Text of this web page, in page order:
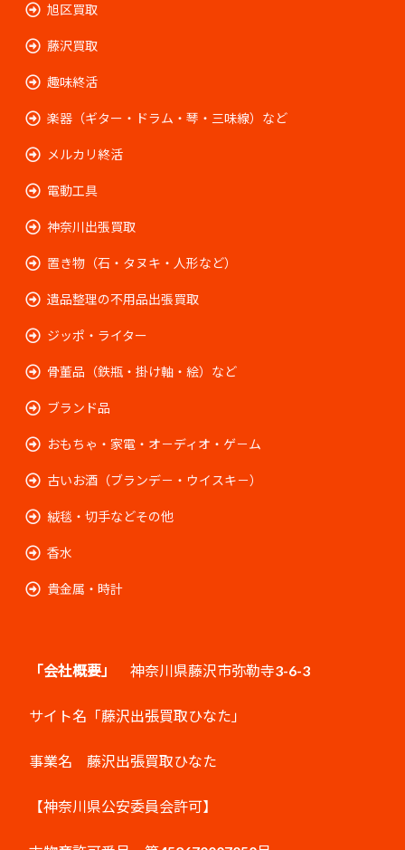
旭区買取
藤沢買取
趣味終活
楽器（ギター・ドラム・琴・三味線）など
メルカリ終活
電動工具
神奈川出張買取
置き物（石・タヌキ・人形など）
遺品整理の不用品出張買取
ジッポ・ライター
骨董品（鉄瓶・掛け軸・絵）など
ブランド品
おもちゃ・家電・オ－ディオ・ゲ－ム
古いお酒（ブランデ－・ウイスキ－）
絨毯・切手などその他
香水
貴金属・時計
「会社概要」 神奈川県藤沢市弥勒寺3-6-3
サイト名「藤沢出張買取ひなた」
事業名 藤沢出張買取ひなた
【神奈川県公安委員会許可】